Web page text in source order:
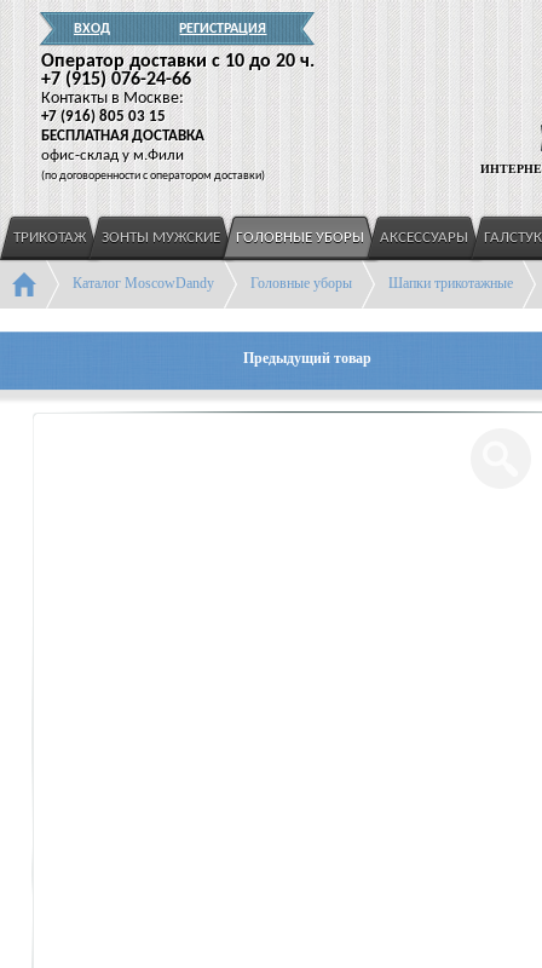
ВХОД РЕГИСТРАЦИЯ
Оператор доставки c 10 до 20 ч.
+7 (915) 076-24-66
Контакты в Москве:
+7 (916) 805 03 15
БЕСПЛАТНАЯ ДОСТАВКА
офис-склад у м.Фили
(по договоренности с оператором доставки)
ТРИКОТАЖ ЗОНТЫ МУЖСКИЕ ГОЛОВНЫЕ УБОРЫ АКСЕССУАРЫ
Каталог MoscowDandy Головные уборы Шапки трикотажные
Предыдущий товар